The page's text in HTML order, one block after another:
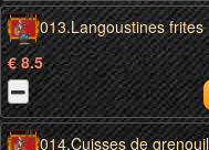
013.Langoustines frites
€ 8.5
014.Cuisses de